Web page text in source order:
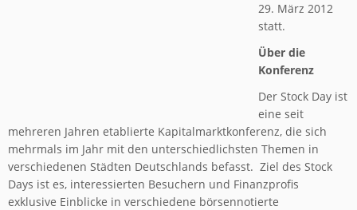
29. März 2012
statt.
Über die
Konferenz
Der Stock Day ist
eine seit
mehreren Jahren etablierte Kapitalmarktkonferenz, die sich
mehrmals im Jahr mit den unterschiedlichsten Themen in
verschiedenen Städten Deutschlands befasst. Ziel des Stock
Days ist es, interessierten Besuchern und Finanzprofis
exklusive Einblicke in verschiedene börsennotierte